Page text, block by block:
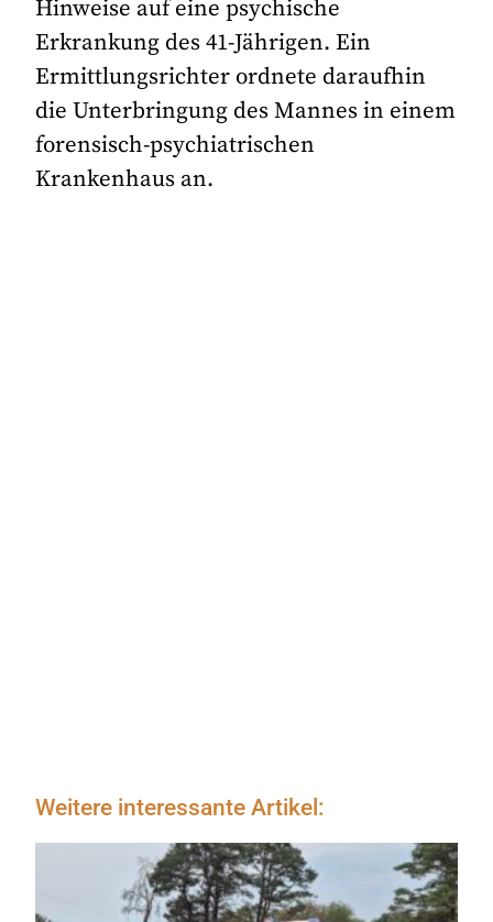
Hinweise auf eine psychische
Erkrankung des 41-Jährigen. Ein
Ermittlungsrichter ordnete daraufhin
die Unterbringung des Mannes in einem
forensisch-psychiatrischen
Krankenhaus an.
Weitere interessante Artikel: